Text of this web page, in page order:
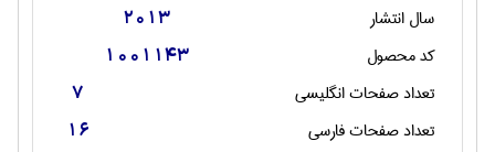
سال انتشار 2013
کد محصول 1001143
تعداد صفحات انگليسی 7
تعداد صفحات فارسی 16